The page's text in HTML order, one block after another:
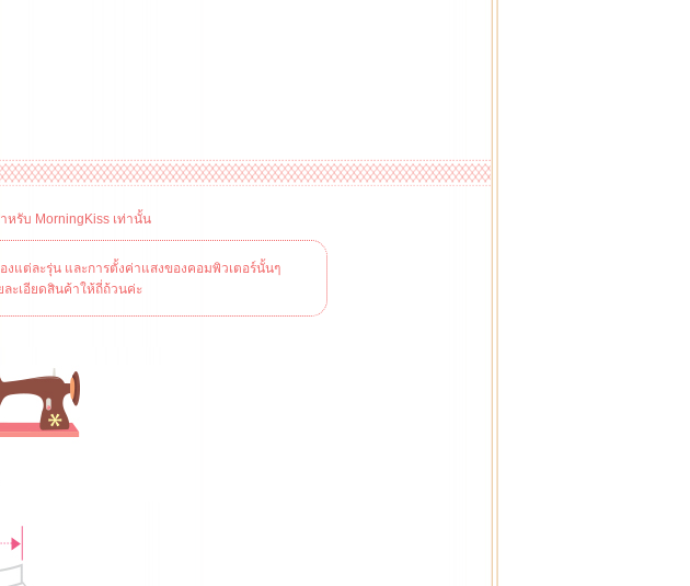
หรับ MorningKiss เท่านั้น
แต่ละรุ่น และการตั้งค่าแสงของคอมพิวเตอร์นั้นๆ
ะเอียดสินค้าให้ถี่ถ้วนค่ะ